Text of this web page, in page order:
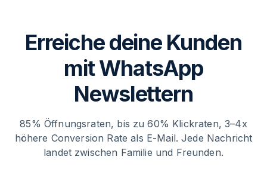
Erreiche deine Kunden
mit WhatsApp
Newslettern
85% Öffnungsraten, bis zu 60% Klickraten, 3–4x
höhere Conversion Rate als E-Mail. Jede Nachricht
landet zwischen Familie und Freunden.